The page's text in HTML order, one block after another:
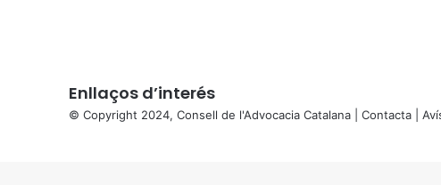
Enllaços d’interés
© Copyright 2024, Consell de l'Advocacia Catalana | Contacta